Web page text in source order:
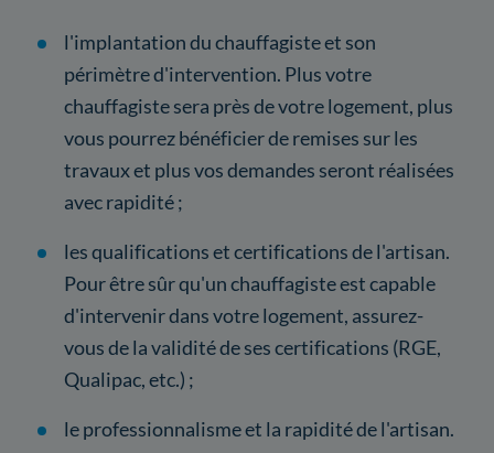
l'implantation du chauffagiste et son
périmètre d'intervention. Plus votre
chauffagiste sera près de votre logement, plus
vous pourrez bénéficier de remises sur les
travaux et plus vos demandes seront réalisées
avec rapidité ;
les qualifications et certifications de l'artisan.
Pour être sûr qu'un chauffagiste est capable
d'intervenir dans votre logement, assurez-
vous de la validité de ses certifications (RGE,
Qualipac, etc.) ;
le professionnalisme et la rapidité de l'artisan.